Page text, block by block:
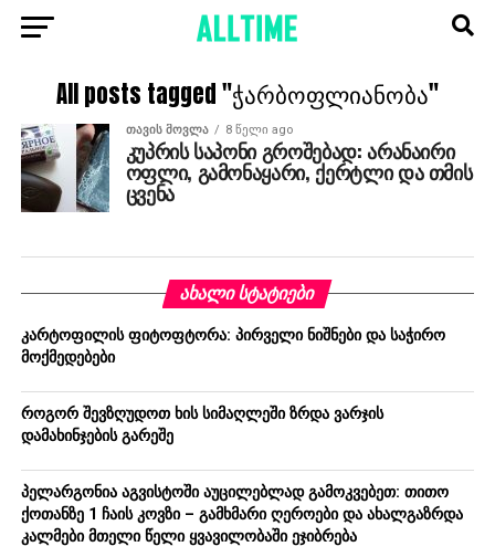
All posts tagged "ჭარბოფლიანობა"
ᲗᲐᲕᲘᲡ ᲛᲝᲕᲚᲐ 8 წელი ago
კუპრის საპონი გროშებად: არანაირი
ოფლი, გამონაყარი, ქერტლი და თმის
ცვენა
ᲐᲮᲐᲚᲘ ᲡᲢᲐᲢᲘᲔᲑᲘ
კარტოფილის ფიტოფტორა: პირველი ნიშნები და საჭირო
მოქმედებები
როგორ შევზღუდოთ ხის სიმაღლეში ზრდა ვარჯის
დამახინჯების გარეშე
პელარგონია აგვისტოში აუცილებლად გამოკვებეთ: თითო
ქოთანზე 1 ჩაის კოვზი – გამხმარი ღეროები და ახალგაზრდა
კალმები მთელი წელი ყვავილობაში ეჯიბრება